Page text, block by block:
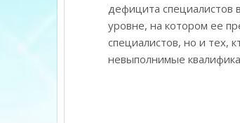
дефицита специалистов
уровне, на котором ее
специалистов, но и тех,
невыполнимые